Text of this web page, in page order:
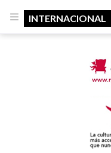
INTERNACIONAL